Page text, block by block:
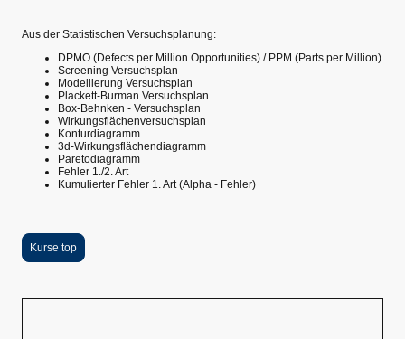
Aus der Statistischen Versuchsplanung:
DPMO (Defects per Million Opportunities) / PPM (Parts per Million)
Screening Versuchsplan
Modellierung Versuchsplan
Plackett-Burman Versuchsplan
Box-Behnken - Versuchsplan
Wirkungsflächenversuchsplan
Konturdiagramm
3d-Wirkungsflächendiagramm
Paretodiagramm
Fehler 1./2. Art
Kumulierter Fehler 1. Art (Alpha - Fehler)
Kurse top